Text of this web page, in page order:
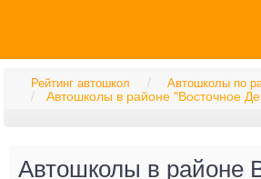
Рейтинг автошкол Автошколы по
Автошколы в районе "Восточное
Автошколы в районе